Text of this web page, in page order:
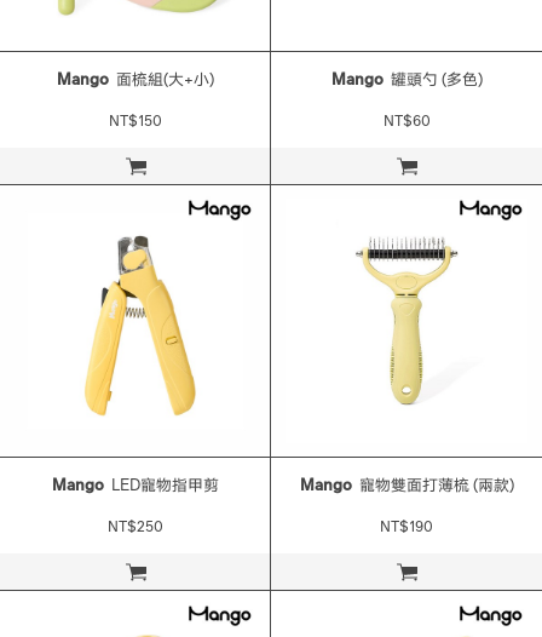
立即購買
Mango 面梳組(大+小)
NT$150
立即購買
Mango 罐頭勺 (多色)
NT$60
立即購買
Mango LED寵物指甲剪
NT$250
立即購買
Mango 寵物雙面打薄梳 (兩款)
NT$190